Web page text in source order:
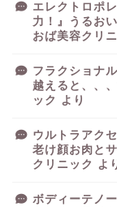
エレクトロポ
力！』うるお
おば美容クリ
フラクショナ
越えると、、
ック より
ウルトラアク
老け顔お肉と
クリニック よ
ボディーテノ